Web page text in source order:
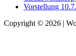
Vorstellung
Copyright © 2026 |